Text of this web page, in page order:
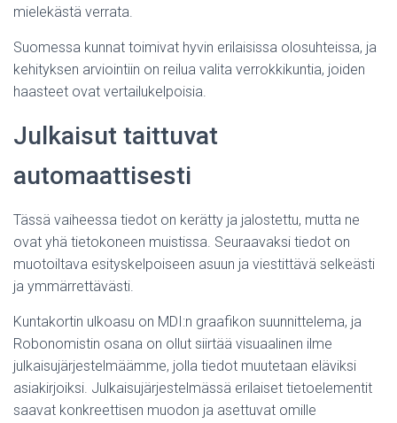
mielekästä verrata.
Suomessa kunnat toimivat hyvin erilaisissa olosuhteissa, ja
kehityksen arviointiin on reilua valita verrokkikuntia, joiden
haasteet ovat vertailukelpoisia.
Julkaisut taittuvat
automaattisesti
Tässä vaiheessa tiedot on kerätty ja jalostettu, mutta ne
ovat yhä tietokoneen muistissa. Seuraavaksi tiedot on
muotoiltava esityskelpoiseen asuun ja viestittävä selkeästi
ja ymmärrettävästi.
Kuntakortin ulkoasu on MDI:n graafikon suunnittelema, ja
Robonomistin osana on ollut siirtää visuaalinen ilme
julkaisujärjestelmäämme, jolla tiedot muutetaan eläviksi
asiakirjoiksi. Julkaisujärjestelmässä erilaiset tietoelementit
saavat konkreettisen muodon ja asettuvat omille